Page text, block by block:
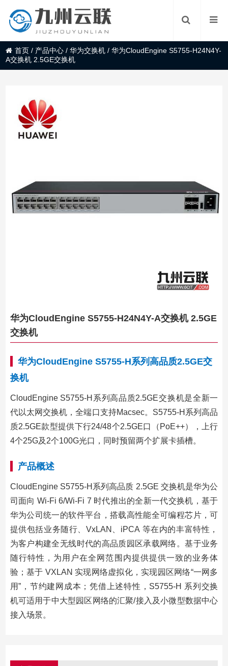
首页 / 产品中心 /华为交换机 /华为CloudEngine S5755-H24N4Y-
A交换机 2.5GE交换机
华为CloudEngine S5755-H24N4Y-A交换机 2.5GE
交换机
华为CloudEngine S5755-H系列高品质2.5GE交
换机
CloudEngine S5755-H系列高品质2.5GE交换机是全新一
代以太网交换机，全端口支持Macsec。S5755-H系列高品
质2.5GE款型提供下行24/48个2.5GE口（PoE++），上行
4个25G及2个100G光口，同时预留两个扩展卡插槽。
产品概述
CloudEngine S5755-H系列高品质 2.5GE 交换机是华为公
司面向 Wi-Fi 6/Wi-Fi 7 时代推出的全新一代交换机，基于
华为公司统一的软件平台，搭载高性能全可编程芯片，可
提供包括业务随行、VxLAN、iPCA 等在内的丰富特性，
为客户构建全无线时代的高品质园区承载网络。基于业务
随行特性，为用户在全网范围内提供提供一致的业务体
验；基于 VXLAN 实现网络虚拟化，实现园区网络“一网多
用”，节约建网成本；凭借上述特性，S5755-H 系列交换
机可适用于中大型园区网络的汇聚/接入及小微型数据中心
接入场景。